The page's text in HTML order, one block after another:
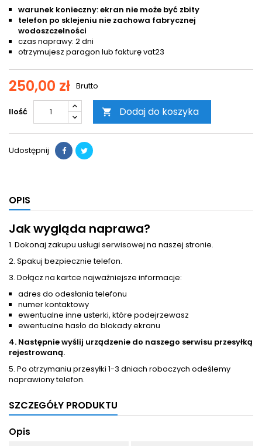
warunek konieczny: ekran nie może być zbity
telefon po sklejeniu nie zachowa fabrycznej
wodoszczelności
czas naprawy: 2 dni
otrzymujesz paragon lub fakturę vat23
250,00 zł Brutto
Ilość  Dodaj do koszyka
Udostępnij
OPIS
Jak wygląda naprawa?
1. Dokonaj zakupu usługi serwisowej na naszej stronie.
2. Spakuj bezpiecznie telefon.
3. Dołącz na kartce najważniejsze informacje:
adres do odesłania telefonu
numer kontaktowy
ewentualne inne usterki, które podejrzewasz
ewentualne hasło do blokady ekranu
4. Następnie wyślij urządzenie do naszego serwisu przesyłką
rejestrowaną.
5. Po otrzymaniu przesyłki 1-3 dniach roboczych odeślemy
naprawiony telefon.
SZCZEGÓŁY PRODUKTU
Opis